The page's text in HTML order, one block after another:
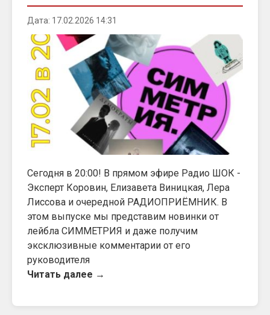
Дата: 17.02.2026 14:31
Сегодня в 20:00! В прямом эфире Радио ШОК -
Эксперт Коровин, Елизавета Виницкая, Лера
Лиссова и очередной РАДИОПРИЁМНИК. В
этом выпуске мы представим новинки от
лейбла СИММЕТРИЯ и даже получим
эксклюзивные комментарии от его
руководителя
Читать далее →